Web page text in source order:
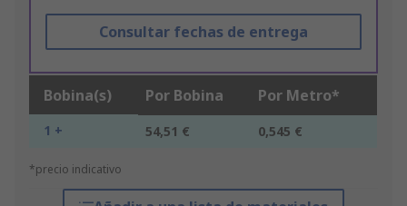
Consultar fechas de entrega
Bobina(s) Por Bobina Por Metro*
1 + 54,51 € 0,545 €
*precio indicativo